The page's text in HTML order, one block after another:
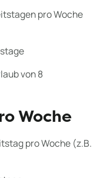
pro Woche
von 8
Woche
pro Woche (z.B.